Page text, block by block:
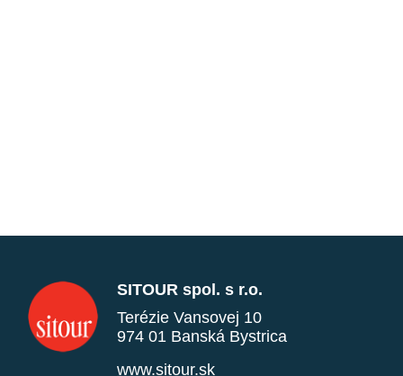
SITOUR spol. s r.o.
Terézie Vansovej 10
974 01 Banská Bystrica
www.sitour.sk